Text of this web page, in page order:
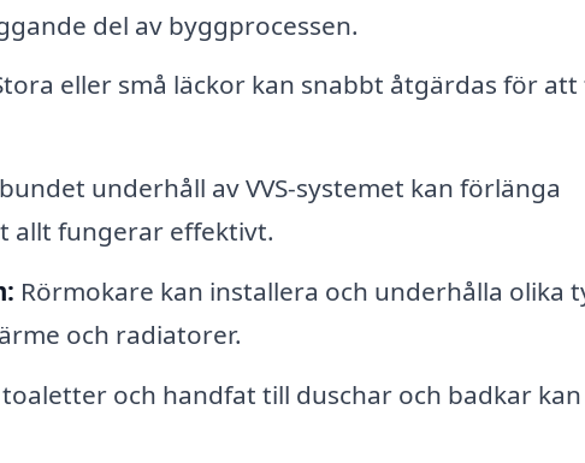
del av byggprocessen.
eller små läckor kan snabbt åtgärdas för
underhåll av VVS-systemet kan förlänga
allt fungerar effektivt.
Rörmokare kan installera och underhålla olika
och radiatorer.
och handfat till duschar och badkar kan